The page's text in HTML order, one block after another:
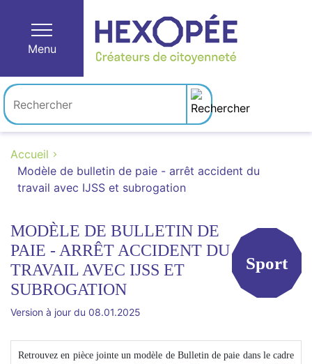
Menu
Accueil
Modèle de bulletin de paie - arrêt accident du
travail avec IJSS et subrogation
MODÈLE DE BULLETIN DE
PAIE - ARRÊT ACCIDENT DU
TRAVAIL AVEC IJSS ET
SUBROGATION
Sport
Version à jour du 08.01.2025
Retrouvez en pièce jointe un modèle de Bulletin de paie dans le cadre